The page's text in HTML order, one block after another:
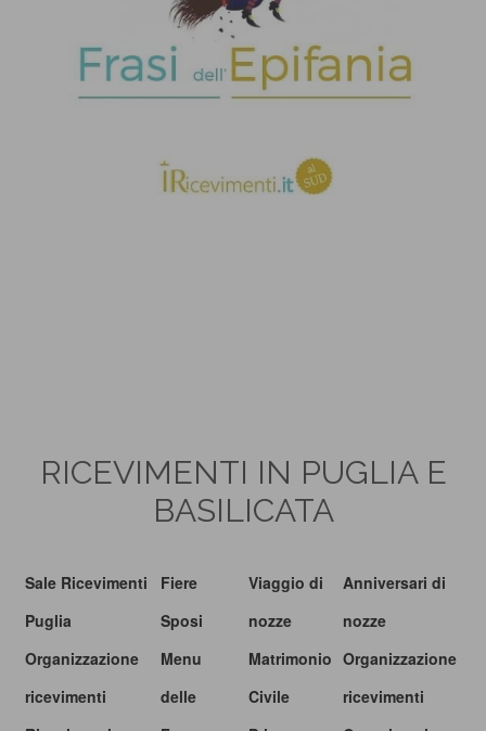
RICEVIMENTI IN PUGLIA E
BASILICATA
Sale Ricevimenti
Puglia
Organizzazione
ricevimenti
Fiere
Sposi
Menu
delle
Viaggio di
nozze
Matrimonio
Civile
Anniversari di
nozze
Organizzazione
ricevimenti